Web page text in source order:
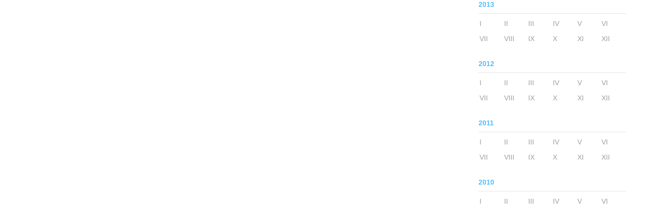
2013
I II III IV V
VI
VII
VIII IX X XI XII
2012
I II III IV V
VI
VII
VIII IX X XI XII
2011
I II III IV V
VI
VII
VIII IX X XI XII
2010
I II III IV V
VI